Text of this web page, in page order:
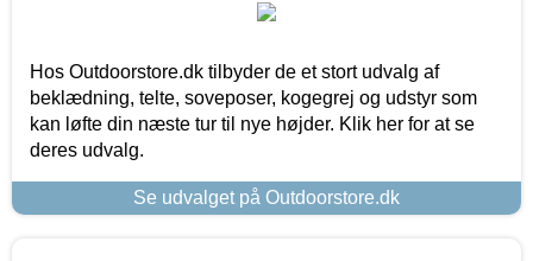
Hos Outdoorstore.dk tilbyder de et stort udvalg af
beklædning, telte, soveposer, kogegrej og udstyr som
kan løfte din næste tur til nye højder. Klik her for at se
deres udvalg.
Se udvalget på Outdoorstore.dk